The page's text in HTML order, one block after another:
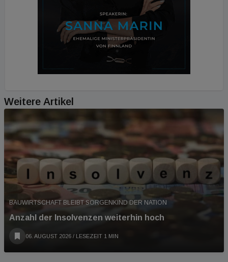
Weitere Artikel
BAUWIRTSCHAFT BLEIBT SORGENKIND DER NATION
Anzahl der Insolvenzen weiterhin hoch
06. AUGUST 2026 / LESEZEIT 1 MIN